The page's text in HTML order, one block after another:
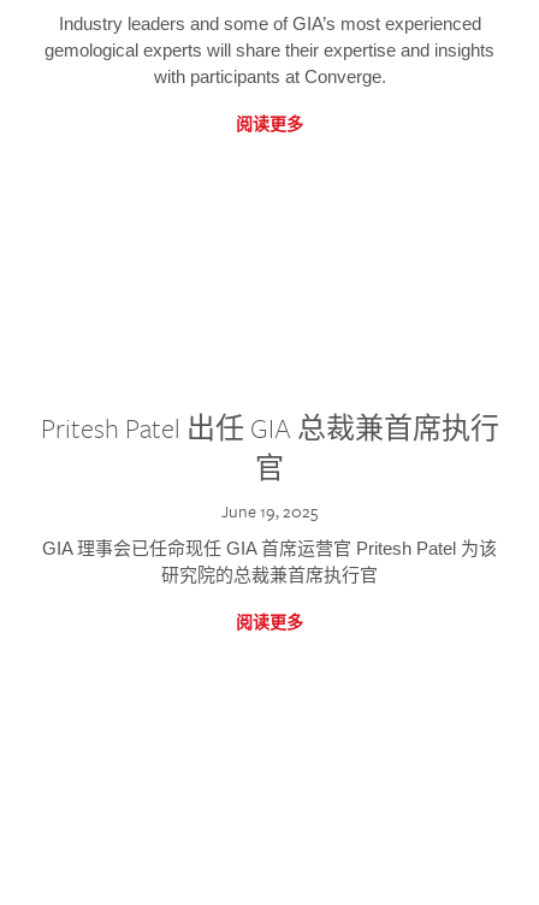
Industry leaders and some of GIA’s most experienced
gemological experts will share their expertise and insights
with participants at Converge.
阅读更多
Pritesh Patel 出任 GIA 总裁兼首席执行
官
June 19, 2025
GIA 理事会已任命现任 GIA 首席运营官 Pritesh Patel 为该
研究院的总裁兼首席执行官
阅读更多